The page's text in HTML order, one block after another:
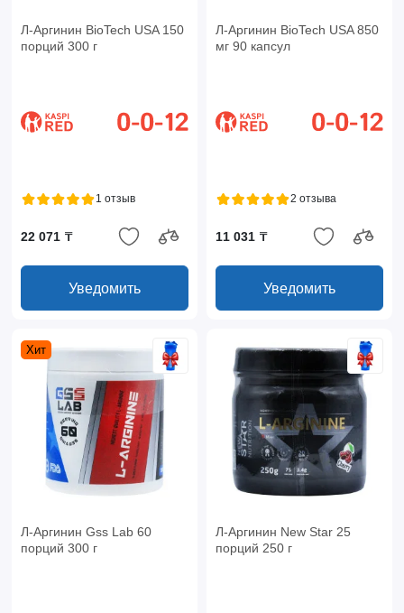
Л-Аргинин BioTech USA 150
порций 300 г
1 отзыв
22 071 ₸
Уведомить
Л-Аргинин BioTech USA 850
мг 90 капсул
2 отзыва
11 031 ₸
Уведомить
Хит
Л-Аргинин Gss Lab 60
порций 300 г
Л-Аргинин New Star 25
порций 250 г